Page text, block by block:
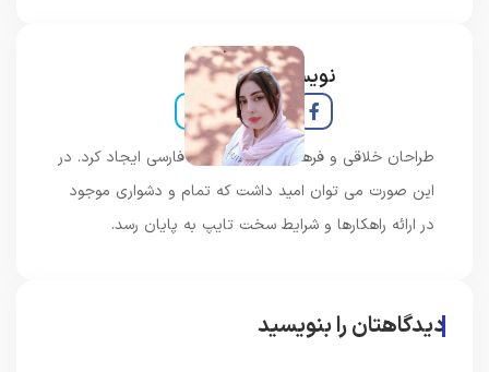
نویسنده و خبرنگار
طراحان خلاقی و فرهنگ پیشرو در زبان فارسی ایجاد کرد. در
این صورت می توان امید داشت که تمام و دشواری موجود
در ارائه راهکارها و شرایط سخت تایپ به پایان رسد.
دیدگاهتان را بنویسید